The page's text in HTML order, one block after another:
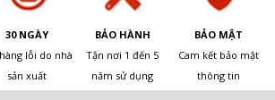
30 NGÀY
lỗi do nhà
sản xuất
BẢO HÀNH
Tận nơi 1 đến 5
năm sử dụng
BẢO MẬT
Cam kết bảo mật
thông tin